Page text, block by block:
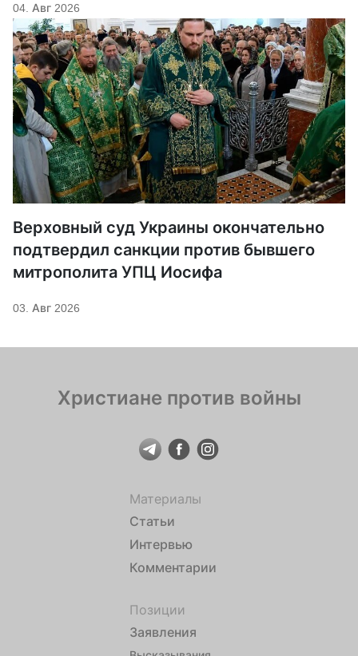
04. Авг 2026
Верховный суд Украины окончательно
подтвердил санкции против бывшего
митрополита УПЦ Иосифа
03. Авг 2026
Христиане против войны
Материалы
Статьи
Интервью
Комментарии
Позиции
Заявления